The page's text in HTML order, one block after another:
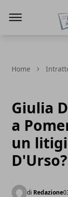
Home
Giulia
a
un
D'Urso?
di Redazione